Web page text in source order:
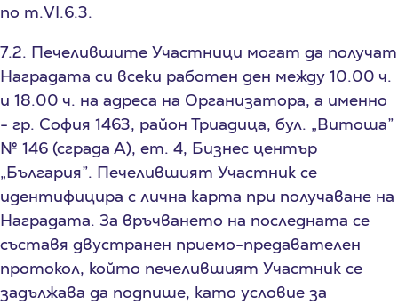
по т.VI.6.3.
7.2. Печелившите Участници могат да получат
Наградата си всеки работен ден между 10.00 ч.
и 18.00 ч. на адреса на Организатора, а именно
- гр. София 1463, район Триадица, бул. „Витоша”
№ 146 (сграда А), ет. 4, Бизнес център
„България”. Печелившият Участник се
идентифицира с лична карта при получаване на
Наградата. За връчването на последната се
съставя двустранен приемо-предавателен
протокол, който печелившият Участник се
задължава да подпише, като условие за